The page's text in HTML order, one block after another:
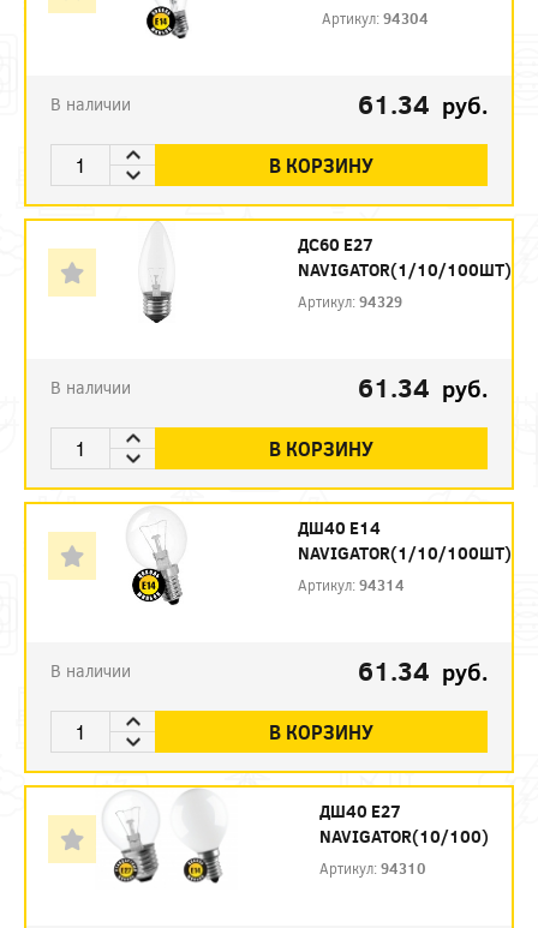
Артикул:94304
В наличии 61.34 руб.
В КОРЗИНУ
ДС60 Е27
NAVIGATOR(1/10/100ШТ)
Артикул:94329
В наличии 61.34 руб.
В КОРЗИНУ
ДШ40 Е14
NAVIGATOR(1/10/100ШТ)
Артикул:94314
В наличии 61.34 руб.
В КОРЗИНУ
ДШ40 Е27
NAVIGATOR(10/100)
Артикул:94310